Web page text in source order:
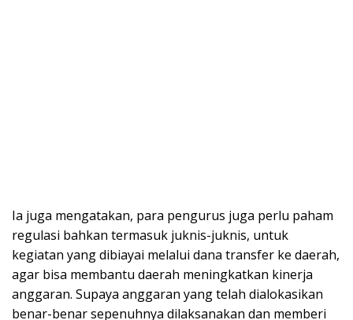
Ia juga mengatakan, para pengurus juga perlu paham
regulasi bahkan termasuk juknis-juknis, untuk
kegiatan yang dibiayai melalui dana transfer ke daerah,
agar bisa membantu daerah meningkatkan kinerja
anggaran. Supaya anggaran yang telah dialokasikan
benar-benar sepenuhnya dilaksanakan dan memberi